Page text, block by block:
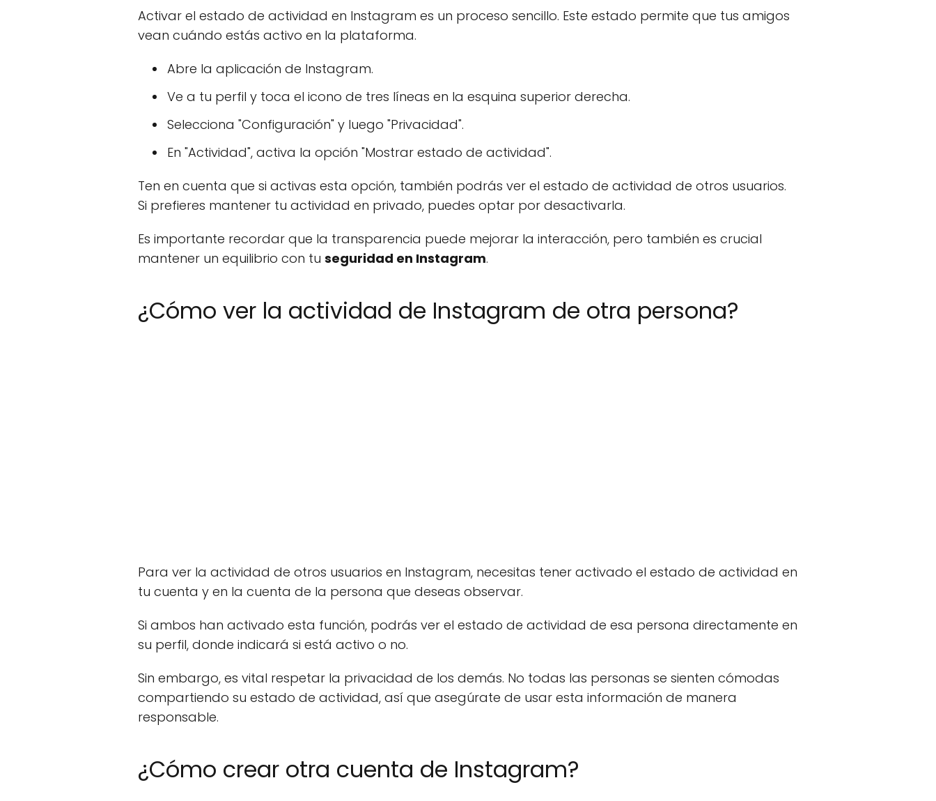
Activar el estado de actividad en Instagram es un proceso sencillo. Este estado permite que tus amigos
vean cuándo estás activo en la plataforma.
Abre la aplicación de Instagram.
Ve a tu perfil y toca el icono de tres líneas en la esquina superior derecha.
Selecciona "Configuración" y luego "Privacidad".
En "Actividad", activa la opción "Mostrar estado de actividad".
Ten en cuenta que si activas esta opción, también podrás ver el estado de actividad de otros usuarios.
Si prefieres mantener tu actividad en privado, puedes optar por desactivarla.
Es importante recordar que la transparencia puede mejorar la interacción, pero también es crucial
mantener un equilibrio con tu seguridad en Instagram.
¿Cómo ver la actividad de Instagram de otra persona?
Para ver la actividad de otros usuarios en Instagram, necesitas tener activado el estado de actividad en
tu cuenta y en la cuenta de la persona que deseas observar.
Si ambos han activado esta función, podrás ver el estado de actividad de esa persona directamente en
su perfil, donde indicará si está activo o no.
Sin embargo, es vital respetar la privacidad de los demás. No todas las personas se sienten cómodas
compartiendo su estado de actividad, así que asegúrate de usar esta información de manera
responsable.
¿Cómo crear otra cuenta de Instagram?